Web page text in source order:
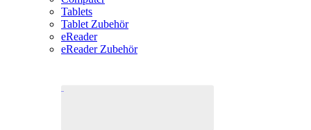
Tablets
Tablet Zubehör
eReader
eReader Zubehör